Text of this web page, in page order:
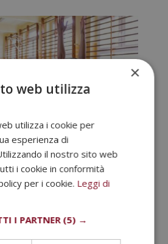
una disciplina
sport più praticati del momento,
×
web utilizza
utilizza i cookie per
esperienza di
il nostro sito web
i cookie in conformità
per i cookie. Leggi di
I PARTNER (5) →